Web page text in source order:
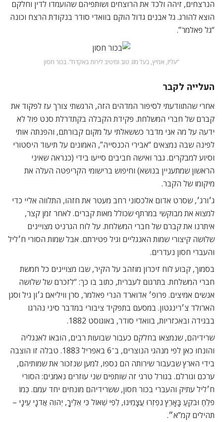
הנרצחים, זיהה ולכד את הרוצחים ושותפיהם שהועמדו לדין וחלקם
הוצא להורג. גל אבנים גדול הוקם בוואדי סודר בנקודת הרצח וכונה
“גל פאלמר”.
“עליז, אמיץ, בעל מזג טוב ומיטיב לירות באקדח”. בכור חסון
העלייה לקבר
אחרי שהתוודעתי לסיפור המדהים הזה, הרגשתי צורך עז לפקוד את
קברם של חברי המשלחת. פקידת הקבלה בקתדרלת סנט פול לא
ידעה על מה אני מדבר כששאלתי על מקום קבורתם, והפנתה אותי
לפינה שבה נמצאים “אבירי הכנסייה”, האמונים על תיעוד היסטורי
וסיוע למבקרים. גבר ואישה חביבים סייעו בידי (כנראה שאיני
הראשון שמתעניין בנושא) וחיפוש ברישומי הקריפטה העלה את
מיקומו של הקבר.
ג׳ורג׳, שסרט אדום אלכסוני רחב מעטר את חזהו, התלווה אליי כדי
למצוא את מבוקשי במרתף שכולל מאות קברים. לאחר זמן קצר,
איתרנו את קברם של חברי המשלחת. על לוח הגרניט מצויינים
שלושה קיצורי שמות האנגליים וגיל פטירתם. אבל שמות הסורי ח׳ליל
והעברי חסון נעדרים.
בסמוך, קבוע לוח זיכרון מוזהב על הקיר, שבו מצויינים כל חמשת
חברי המשלחת. בתרגום לעברית, כתוב בו כך: “לזכרם של שלושה
אנשים אמיצים. פרופ׳ אדוארד הנרי פאלמר, סרן וויליאם ג׳ון גיל וסגן
הארולד צ׳רינגטון. במסעם בתפקיד ציבורי במדבר סיני נהרגו
בבגידה ובאכזריות, בוואדי סודר, באוגוסט 1882.
שרידיהם, שנמצאו בחלקם כעבור שבועות רבים, הובאו לאנגליה
והונחו כאן לפי מנהגי הנוצרים, ב־6 באפריל 1883. טבלה זו הוצבה
בידי הארץ שבעבור שירותה הם נספו, למען שנזכור את שמותיהם,
ערכם וגורלם. בגורל טרגי זה שותפים שני עוזרים נאמנים: הסורי
ח׳ליל עתיק והעברי בכור חסון, ששרידיהם מונחים יחד עמם. כְּמוֹ
פֹלֵחַ וּבֹקֵעַ בָּאָרֶץ נִפְזְרוּ עֲצָמֵינוּ, לְפִי שְׁאוֹל כִּי אֵלֶיךָ, יְהוִה אֲדֹנָי עֵינָי –
תהילים קמ”א״.